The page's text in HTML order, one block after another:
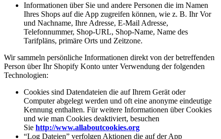
Informationen über Sie und andere Personen die im Namen
Ihres Shops auf die App zugreifen können, wie z. B. Ihr Vor
und Nachname, Ihre Adresse, E-Mail Adresse,
Telefonnummer, Shop-URL, Shop-Name, Name des
Tarifpläns, primäre Orts und Zeitzone.
Wir sammeln persönliche Informationen direkt von der betreffenden
Person über Ihr Shopify Konto unter Verwendung der folgenden
Technologien:
Cookies sind Datendateien die auf Ihrem Gerät oder
Computer abgelegt werden und oft eine anonyme eindeutige
Kennung enthalten. Für weitere Informationen über Cookies
und wie man Cookies deaktiviert, besuchen
Sie http://www.allaboutcookies.org
“Log Dateien” verfolgen Aktionen die auf der App